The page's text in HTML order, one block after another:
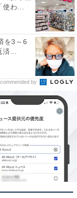
票
さいたま市大宮
所100選」にも
す。多くの桜が
わ...
を3～6
...
by